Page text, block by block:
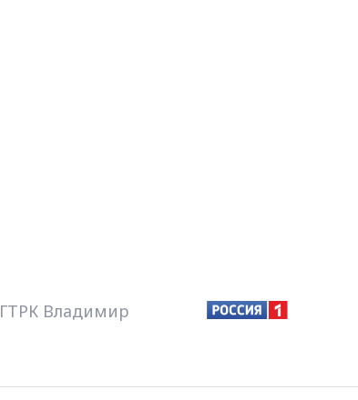
ГТРК Владимир